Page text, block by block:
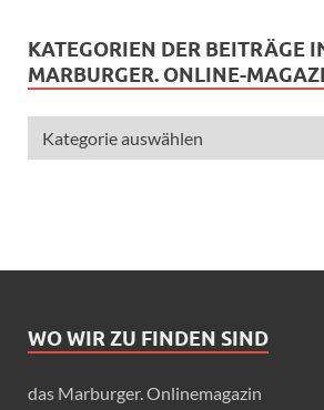
KATEGORIEN DER BEITRÄGE
MARBURGER. ONLINE-
WO WIR ZU FINDEN SIND
das Marburger. Onlinemagazin